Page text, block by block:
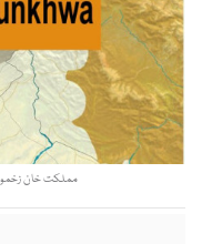
مملکت خان